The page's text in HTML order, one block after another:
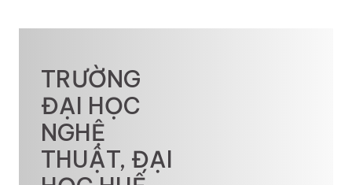
TRƯỜNG
ĐẠI HỌC
NGHỆ
THUẬT, ĐẠI